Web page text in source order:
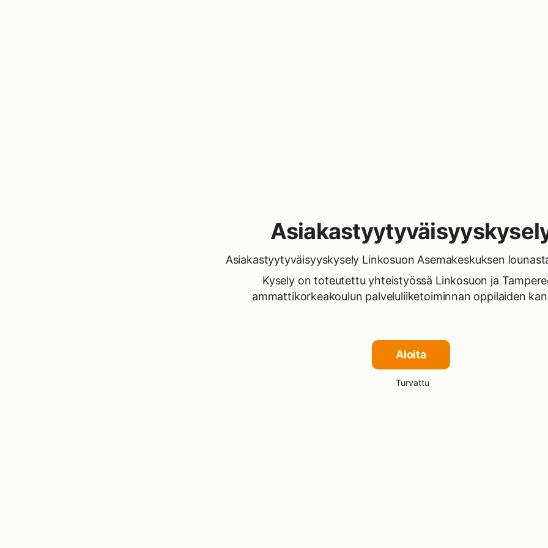
Asiakastyytyväisyyskysely Linkosuon Asemakeskuksen
Kysely on toteutettu yhteistyössä Linkosuon ja
ammattikorkeakoulun palveluliiketoiminnan oppilaiden
Aloita
Turvattu